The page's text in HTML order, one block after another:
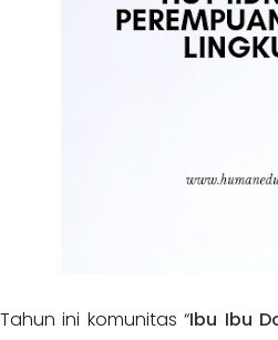
Tahun ini komunitas “Ibu Ibu